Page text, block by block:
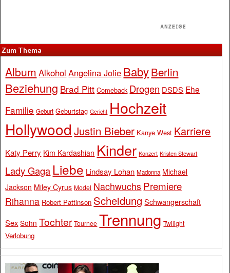
Zum Thema
Album Alkohol Angelina Jolie BabyBerlin
Beziehung Brad Pitt Comeback Drogen DSDS Ehe
Familie Geburt Geburtstag Gericht Hochzeit
Hollywood Justin Bieber Kanye West Karriere
Katy Perry Kim Kardashian Kinder Konzert Kristen Stewart
Lady Gaga Liebe Lindsay Lohan Madonna Michael
Jackson Miley Cyrus Model Nachwuchs Premiere
Rihanna Robert Pattinson Scheidung Schwangerschaft
Sex Sohn Tochter Tournee Trennung Twilight
Verlobung